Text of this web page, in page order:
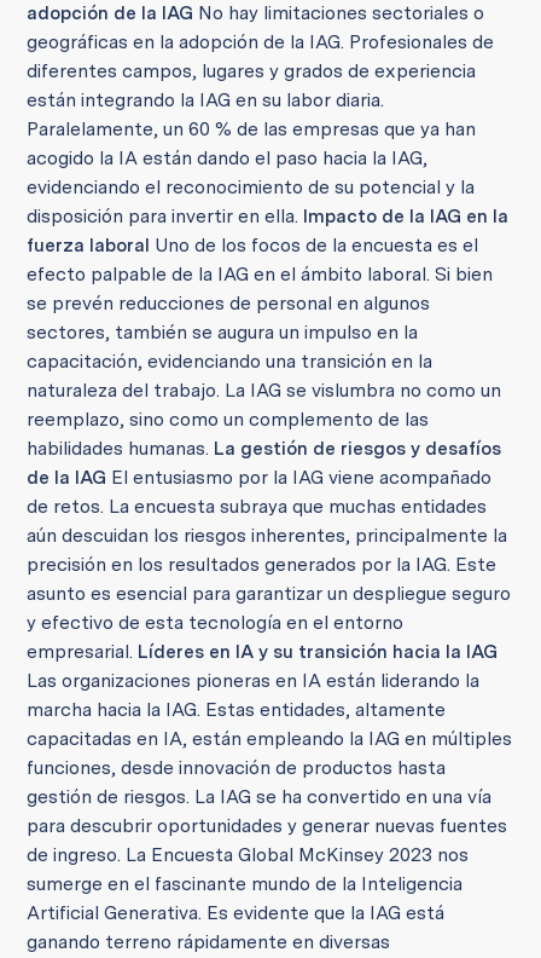
adopción de la IAG No hay limitaciones sectoriales o
geográficas en la adopción de la IAG. Profesionales de
diferentes campos, lugares y grados de experiencia
están integrando la IAG en su labor diaria.
Paralelamente, un 60 % de las empresas que ya han
acogido la IA están dando el paso hacia la IAG,
evidenciando el reconocimiento de su potencial y la
disposición para invertir en ella. Impacto de la IAG en la
fuerza laboral Uno de los focos de la encuesta es el
efecto palpable de la IAG en el ámbito laboral. Si bien
se prevén reducciones de personal en algunos
sectores, también se augura un impulso en la
capacitación, evidenciando una transición en la
naturaleza del trabajo. La IAG se vislumbra no como un
reemplazo, sino como un complemento de las
habilidades humanas. La gestión de riesgos y desafíos
de la IAG El entusiasmo por la IAG viene acompañado
de retos. La encuesta subraya que muchas entidades
aún descuidan los riesgos inherentes, principalmente la
precisión en los resultados generados por la IAG. Este
asunto es esencial para garantizar un despliegue seguro
y efectivo de esta tecnología en el entorno
empresarial. Líderes en IA y su transición hacia la IAG
Las organizaciones pioneras en IA están liderando la
marcha hacia la IAG. Estas entidades, altamente
capacitadas en IA, están empleando la IAG en múltiples
funciones, desde innovación de productos hasta
gestión de riesgos. La IAG se ha convertido en una vía
para descubrir oportunidades y generar nuevas fuentes
de ingreso. La Encuesta Global McKinsey 2023 nos
sumerge en el fascinante mundo de la Inteligencia
Artificial Generativa. Es evidente que la IAG está
ganando terreno rápidamente en diversas